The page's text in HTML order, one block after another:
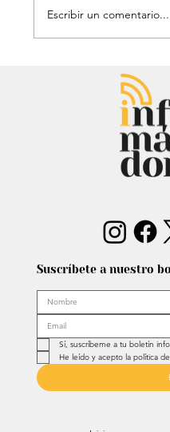
Entrevista:
Bonilla
encuestas y
Escribir un comentario...
Suscríbete a nuestro
Sí, suscríbeme a tu boletín
He leído y acepto la política